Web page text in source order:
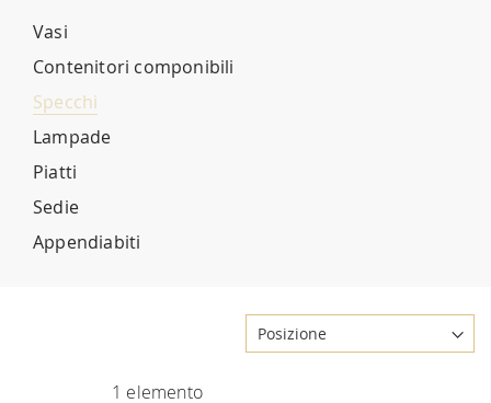
Vasi
Contenitori componibili
Specchi
Lampade
Piatti
Sedie
Appendiabiti
1 elemento